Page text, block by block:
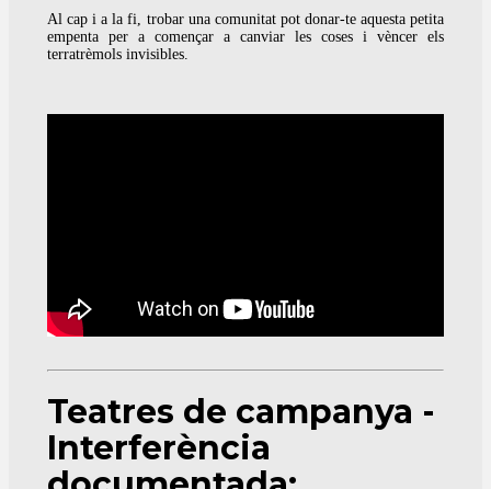
Al cap i a la fi, trobar una comunitat pot donar-te aquesta petita
empenta per a començar a canviar les coses i vèncer els
terratrèmols invisibles.
Teatres de campanya -
Interferència